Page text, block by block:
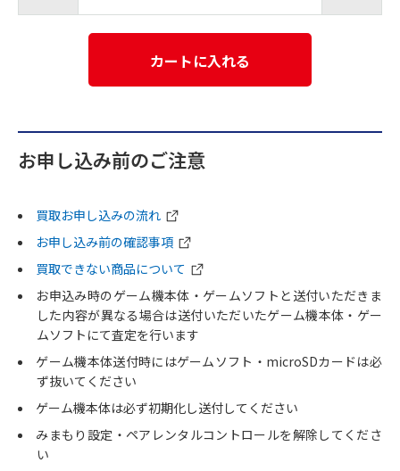
カートに入れる
お申し込み前のご注意
買取お申し込みの流れ
お申し込み前の確認事項
買取できない商品について
お申込み時のゲーム機本体・ゲームソフトと送付いただきま
した内容が異なる場合は送付いただいたゲーム機本体・ゲー
ムソフトにて査定を行います
ゲーム機本体送付時にはゲームソフト・microSDカードは必
ず抜いてください
ゲーム機本体は必ず初期化し送付してください
みまもり設定・ペアレンタルコントロールを解除してくださ
い